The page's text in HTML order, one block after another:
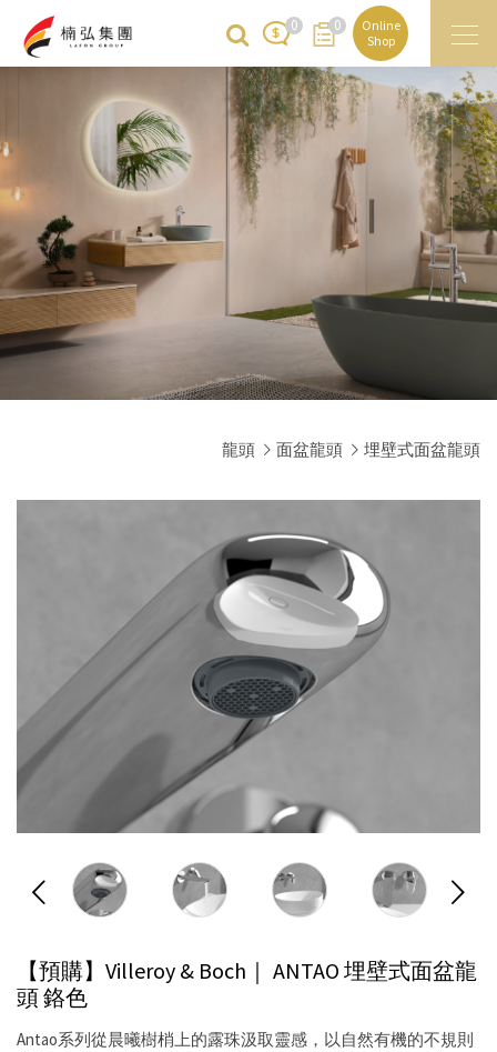
0 0
Online
Shop
龍頭 面盆龍頭 埋壁式面盆龍頭
【預購】Villeroy & Boch｜ ANTAO 埋壁式面盆龍
頭鉻色
Antao系列從晨曦樹梢上的露珠汲取靈感，以自然有機的不規則